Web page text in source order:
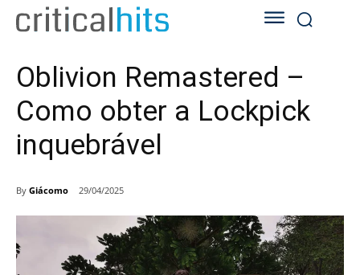
Oblivion Remastered –
Como obter a Lockpick
inquebrável
By Giácomo 29/04/2025